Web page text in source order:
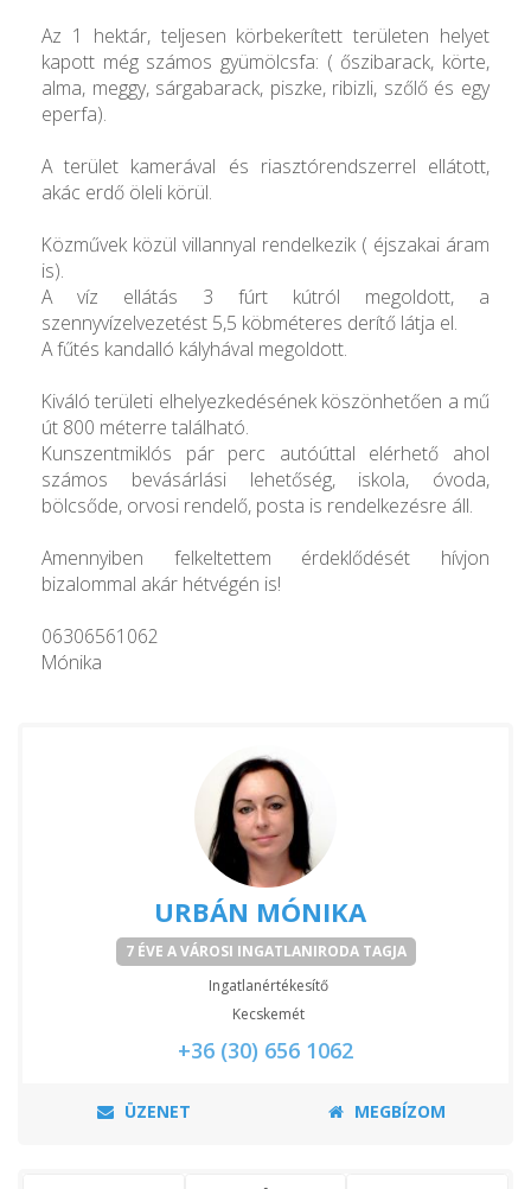
Az 1 hektár, teljesen körbekerített területen helyet
kapott még számos gyümölcsfa: ( őszibarack, körte,
alma, meggy, sárgabarack, piszke, ribizli, szőlő és egy
eperfa).
A terület kamerával és riasztórendszerrel ellátott,
akác erdő öleli körül.
Közművek közül villannyal rendelkezik ( éjszakai áram
is).
A víz ellátás 3 fúrt kútról megoldott, a
szennyvízelvezetést 5,5 köbméteres derítő látja el.
A fűtés kandalló kályhával megoldott.
Kiváló területi elhelyezkedésének köszönhetően a mű
út 800 méterre található.
Kunszentmiklós pár perc autóúttal elérhető ahol
számos bevásárlási lehetőség, iskola, óvoda,
bölcsőde, orvosi rendelő, posta is rendelkezésre áll.
Amennyiben felkeltettem érdeklődését hívjon
bizalommal akár hétvégén is!
06306561062
Mónika
URBÁN MÓNIKA
7 ÉVE A VÁROSI INGATLANIRODA TAGJA
Ingatlanértékesítő
Kecskemét
+36 (30) 656 1062
ÜZENET MEGBÍZOM